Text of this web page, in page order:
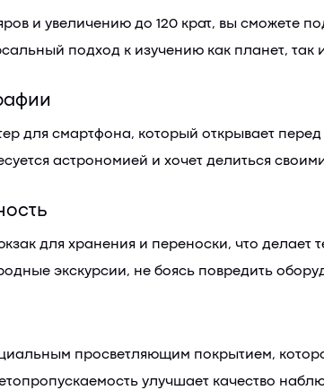
и увеличению до 120 крат, вы сможете
подход к изучению как планет,
для смартфона, который открывает
астрономией и хочет делиться
для хранения и переноски, что
экскурсии, не боясь повредить
просветляющим покрытием,
улучшает качество